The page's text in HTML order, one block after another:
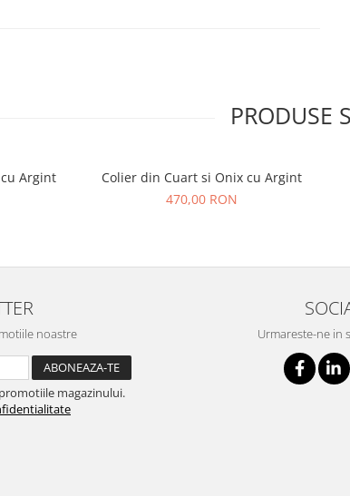
PRODUSE
Argint
Colier din Cuart si Onix cu Argint
470,00 RON
noastre
magazinului.
Urmareste-ne in